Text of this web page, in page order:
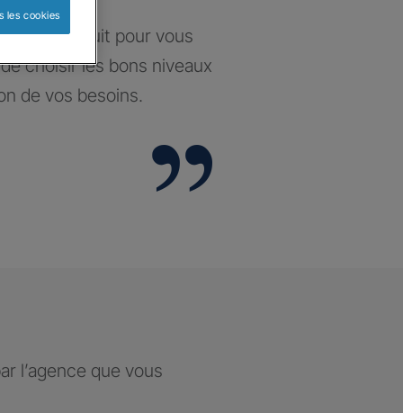
construit pour vous
choisir les bons niveaux
de vos besoins.
l’agence que vous
les cookies